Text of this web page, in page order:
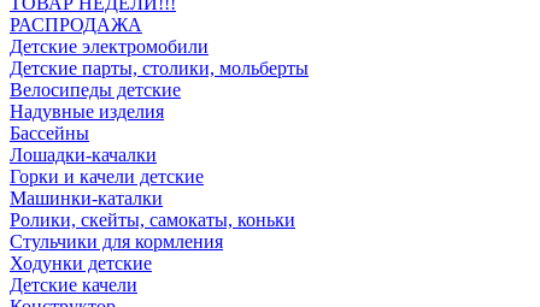
РАСПРОДАЖА
Детские электромобили
Детские парты, столики, мольберты
Велосипеды детские
Надувные изделия
Бассейны
Лошадки-качалки
Горки и качели детские
Машинки-каталки
Ролики, скейты, самокаты, коньки
Стульчики для кормления
Ходунки детские
Детские качели